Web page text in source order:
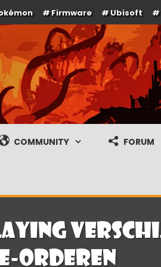
Firmware Ubisoft
COMMUNITY FORUM
orderen